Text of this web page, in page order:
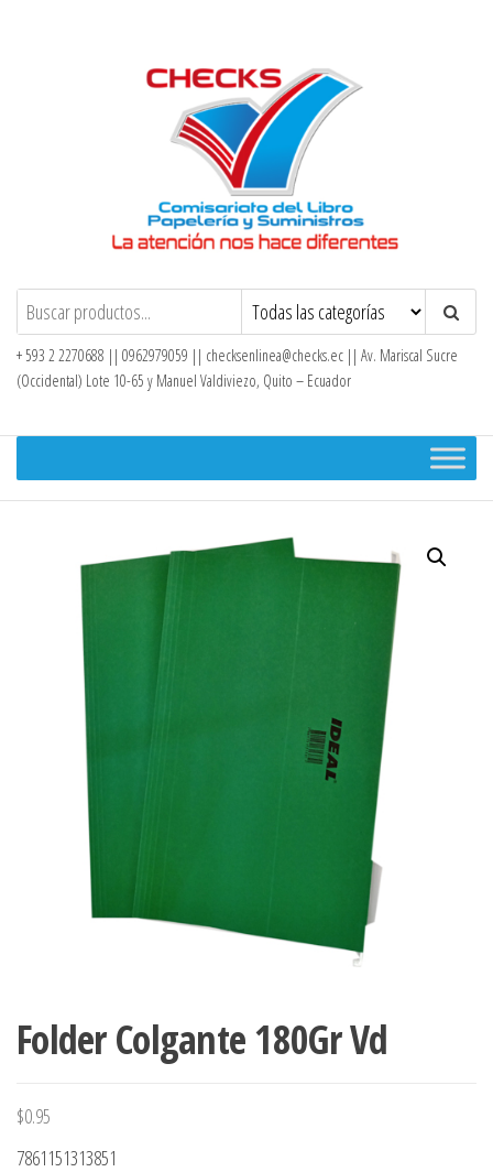
Checks – Tienda en Línea
+ 593 2 2270688 || 0962979059 || checksenlinea@checks.ec || Av. Mariscal Sucre
(Occidental) Lote 10-65 y Manuel Valdiviezo, Quito – Ecuador
Folder Colgante 180Gr Vd
$0.95
7861151313851